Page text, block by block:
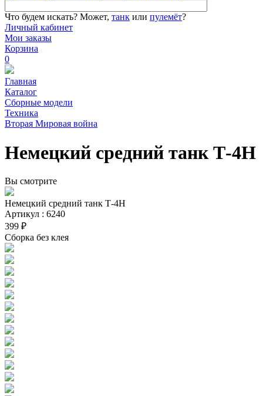
Что будем искать? Может, танк или пулемёт?
Личный кабинет
Мои заказы
Корзина
0
Главная
Каталог
Сборные модели
Техника
Вторая Мировая война
Немецкий средний танк Т-4Н
Вы смотрите
Немецкий средний танк Т-4Н
Артикул : 6240
399 ₽
Сборка без клея